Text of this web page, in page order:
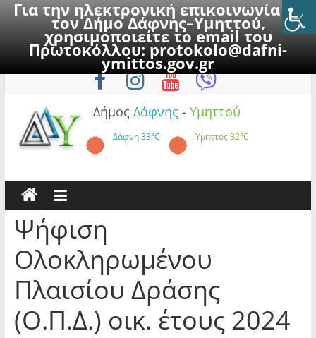
Για την ηλεκτρονική επικοινωνία με
τον Δήμο Δάφνης–Υμηττού,
χρησιμοποιείτε το email του
Πρωτοκόλλου:protokolo@dafni-
ymittos.gov.gr
to
Δευτέρα, 10 Αυγούστου 2026
Δήμος Δάφνης - Υμηττού
Δάφνη33°C Υμηττός32°C
Ψήφιση
Ολοκληρωμένου
Πλαισίου Δράσης
(Ο.Π.Δ.) οικ. έτους 2024